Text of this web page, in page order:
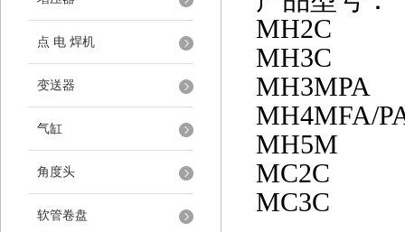
点 电 焊机
变送器
气缸
角度头
软管卷盘
MH2C
MH3C
MH3MPA
MH4MFA/
MH5M
MC2C
MC3C